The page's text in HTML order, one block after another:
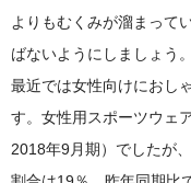
よりもむくみが溜まって
ばないようにしましょう。
最近では女性向けにおし
す。女性用スポーツウェ
2018年9月期）でしたが